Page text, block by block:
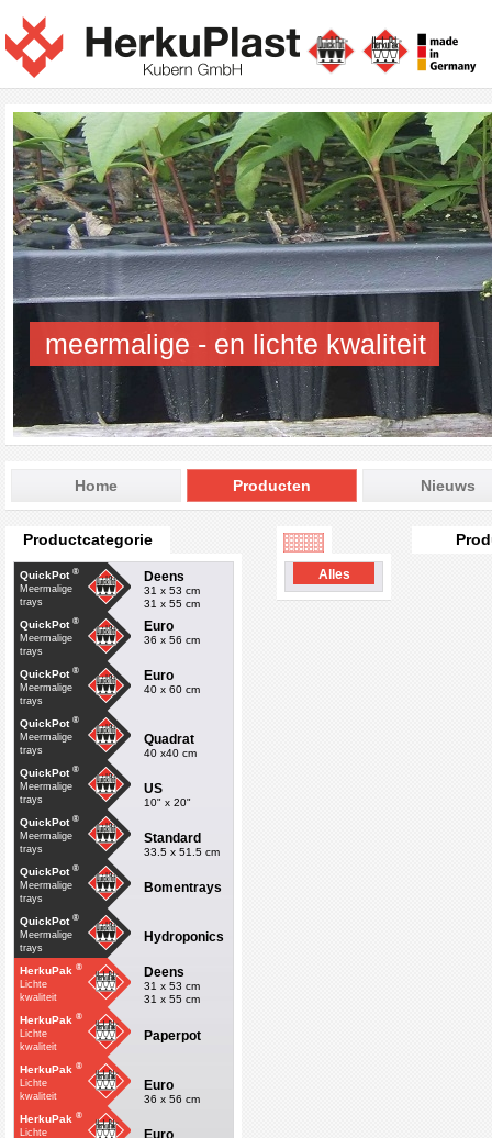
meermalige - en lichte kwaliteit
Home Producten Nieuws
Productcategorie
QuickPot ®
Meermalige
trays
Deens
31 x 53 cm
31 x 55 cm
QuickPot ®
Meermalige
trays
Euro
36 x 56 cm
QuickPot ®
Meermalige
trays
Euro
40 x 60 cm
QuickPot ®
Meermalige
trays
Quadrat
40 x40 cm
QuickPot ®
Meermalige
trays
US
10" x 20"
QuickPot ®
Meermalige
trays
Standard
33.5 x 51.5 cm
QuickPot ®
Meermalige
trays
Bomentrays
QuickPot ®
Meermalige
trays
Hydroponics
HerkuPak ®
Lichte
kwaliteit
Deens
31 x 53 cm
31 x 55 cm
HerkuPak ®
Lichte
kwaliteit
Paperpot
HerkuPak ®
Lichte
kwaliteit
Euro
36 x 56 cm
HerkuPak ®
Lichte
Euro
Alles